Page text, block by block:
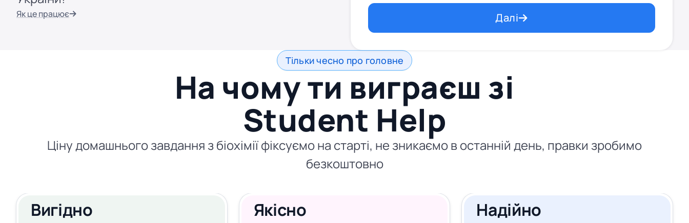
Як це працює Далі
Тільки чесно про головне
На чому ти виграєш зі
Student Help
Ціну домашнього завдання з біохімії фіксуємо на старті, не зникаємо в останній день, правки зробимо
безкоштовно
Вигідно Якісно Надійно